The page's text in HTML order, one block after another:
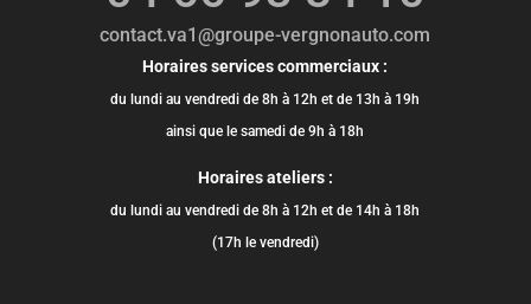
contact.va1@groupe-vergnonauto.com
Horaires services commerciaux :
du lundi au vendredi de 8h à 12h et de 13h à 19h
ainsi que le samedi de 9h à 18h
Horaires ateliers :
du lundi au vendredi de 8h à 12h et de 14h à 18h
(17h le vendredi)